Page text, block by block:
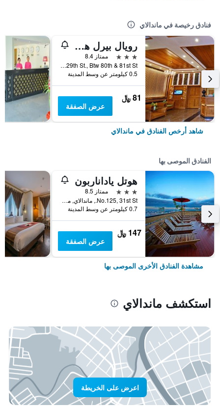
فنادق رخيصة في ماندالاي
رويال بيرل هوتل
3 نجوم
ممتاز 8.4
No. 196, 29th St., Btw 80th & 81st St., ماندالاي, ميانمار (بورما)
0.5 كيلومتر عن وسط المدينة
81 ﷼
عرض الصفقة
شاهد أرخص الفنادق في ماندالاي
الفنادق الموصى بها
هوتل ياداناربون
3 نجوم
ممتاز 8.5
No.125, 31st St., ماندالاي, ميانمار (بورما)
0.7 كيلومتر عن وسط المدينة
147 ﷼
عرض الصفقة
مشاهدة الفنادق الأخرى الموصى بها
استكشف ماندالاي
اعرض على الخريطة